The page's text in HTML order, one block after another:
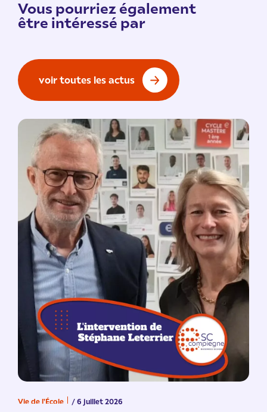
Vous pourriez également
être intéressé par
voir toutes les actus
Vie de l'École / 6 juillet 2026